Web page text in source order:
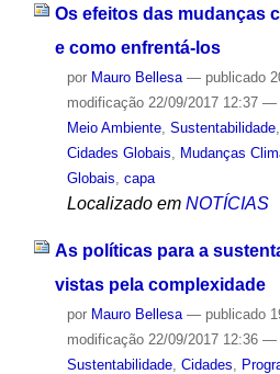
Os efeitos das mudanças
e como enfrentá-los
por Mauro Bellesa — publicado
modificação22/09/2017 12:37 —
Meio Ambiente, Sustentabilidade,
Cidades Globais
Mudanças
Globais capa
Localizado em NOTÍCIAS
As políticas para a
vistas pela complexidade
por Mauro Bellesa — publicado
modificação22/09/2017 12:36 —
Sustentabilidade, Cidades